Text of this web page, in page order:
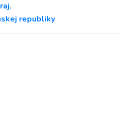
republiky